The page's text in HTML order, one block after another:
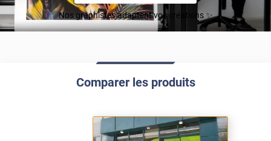
Nos graphistes adaptent vos créations ✨
Comparer les produits